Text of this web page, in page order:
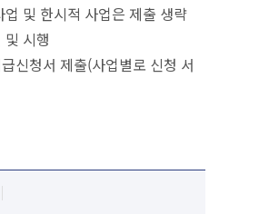
업 및 한시적 사업은 제출 생략
및 시행
신청서 제출(사업별로 신청 서